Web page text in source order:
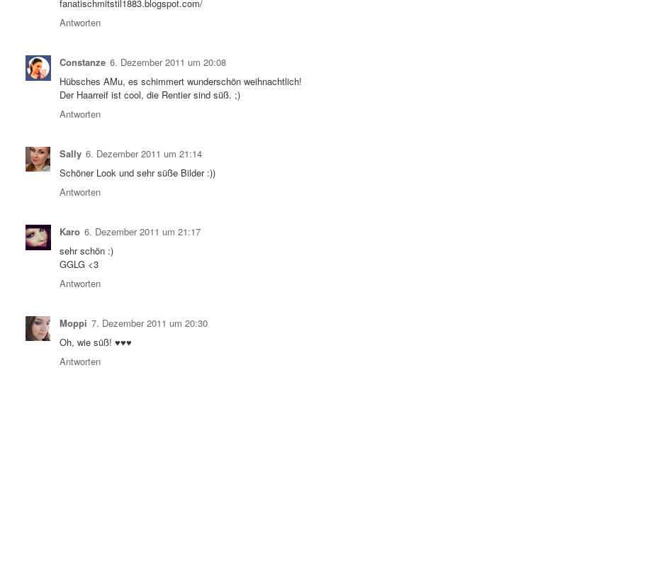
fanatischmitstil1883.blogspot.com/
Antworten
Constanze 6. Dezember 2011 um 20:08
Hübsches AMu, es schimmert wunderschön weihnachtlich!
Der Haarreif ist cool, die Rentier sind süß. ;)
Antworten
Sally 6. Dezember 2011 um 21:14
Schöner Look und sehr süße Bilder :))
Antworten
Karo 6. Dezember 2011 um 21:17
sehr schön :)
GGLG <3
Antworten
Moppi 7. Dezember 2011 um 20:30
Oh, wie süß! ♥♥♥
Antworten